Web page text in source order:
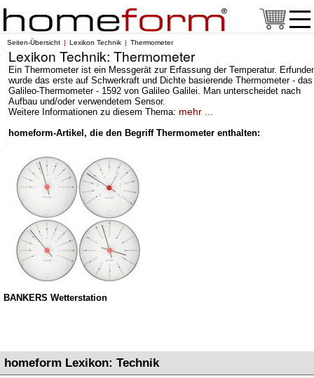
Seiten-Übersicht Lexikon Technik Thermometer
Lexikon Technik: Thermometer
Ein Thermometer ist ein Messgerät zur Erfassung der Temperatur.
wurde das erste auf Schwerkraft und Dichte basierende Thermometer - das
Galileo-Thermometer - 1592 von Galileo Galilei. Man unterscheidet nach
Aufbau und/oder verwendetem Sensor.
Weitere Informationen zu diesem Thema: mehr ...
homeform-Artikel, die den Begriff Thermometer enthalten:
BANKERS Wetterstation
homeform Lexikon: Technik